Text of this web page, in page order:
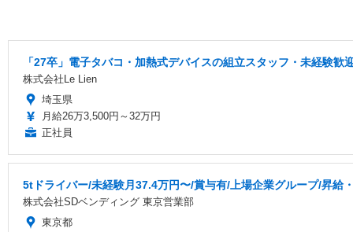
「27卒」電子タバコ・加熱式デバイスの組立スタッフ・未経験
株式会社Le Lien
埼玉県
月給26万3,500円～32万円
正社員
5tドライバー/未経験月37.4万円〜/賞与有/上場企業グループ/昇給
株式会社SDベンディング 東京営業部
東京都